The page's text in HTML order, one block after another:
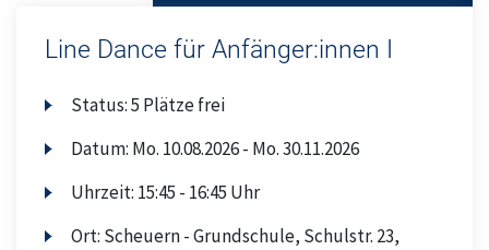
Line Dance für Anfänger:innen I
Status:5 Plätze frei
Datum: Mo. 10.08.2026 - Mo.30.11.2026
Uhrzeit: 15:45 - 16:45 Uhr
Ort: Scheuern - Grundschule, Schulstr. 23,